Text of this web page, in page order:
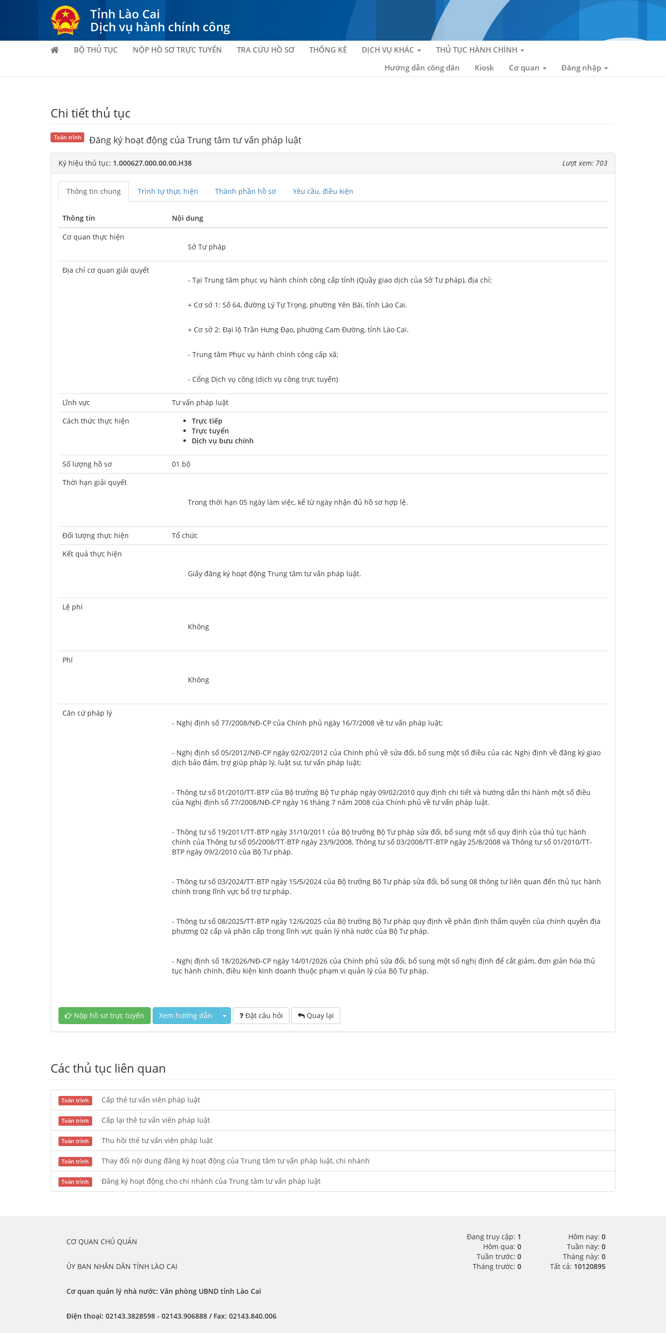
Tỉnh Lào Cai
Dịch vụ hành chính công
BỘ THỦ TỤC NỘP HỒ SƠ TRỰC TUYẾN TRA CỨU HỒ SƠ THỐNG KÊ DỊCH VỤ KHÁC
THỦ TỤC HÀNH CHÍNH
Hướng dẫn công dân
Kiosk Cơ quan Đăng nhập
Chi tiết thủ tục
Toàn trình Đăng ký hoạt động của Trung tâm tư vấn pháp luật
Ký hiệu thủ tục: 1.000627.000.00.00.H38 Lượt xem: 703
Thông tin chung Trình tự thực hiện Thành phần hồ sơ Yêu cầu, điều kiện
Thông tin
Nội dung
Cơ quan thực hiện
	Sở Tư pháp
Địa chỉ cơ quan giải quyết
	- Tại Trung tâm phục vụ hành chính công cấp tỉnh (Quầy giao dịch của Sở Tư pháp), địa chỉ:
	+ Cơ sở 1: Số 64, đường Lý Tự Trọng, phường Yên Bái, tỉnh Lào Cai.
	+ Cơ sở 2: Đại lộ Trần Hưng Đạo, phường Cam Đường, tỉnh Lào Cai.
	- Trung tâm Phục vụ hành chính công cấp xã;
	- Cổng Dịch vụ công (dịch vụ công trực tuyến)
Lĩnh vực
Tư vấn pháp luật
Cách thức thực hiện
Trực tiếp
Trực tuyến
Dịch vụ bưu chính
Số lượng hồ sơ
01 bộ
Thời hạn giải quyết
	Trong thời hạn 05 ngày làm việc, kể từ ngày nhận đủ hồ sơ hợp lệ.
Ðối tượng thực hiện
Tổ chức
Kết quả thực hiện
	Giấy đăng ký hoạt động Trung tâm tư vấn pháp luật.
Lệ phí
	Không
Phí
	Không
Căn cứ pháp lý
- Nghị định số 77/2008/NĐ-CP của Chính phủ ngày 16/7/2008 về tư vấn pháp luật;
- Nghị định số 05/2012/NĐ-CP ngày 02/02/2012 của Chính phủ về sửa đổi, bổ sung một số điều của các Nghị định về đăng ký giao
dịch bảo đảm, trợ giúp pháp lý, luật sư, tư vấn pháp luật;
- Thông tư số 01/2010/TT-BTP của Bộ trưởng Bộ Tư pháp ngày 09/02/2010 quy định chi tiết và hướng dẫn thi hành một số điều
của Nghị định số 77/2008/NĐ-CP ngày 16 tháng 7 năm 2008 của Chính phủ về tư vấn pháp luật.
- Thông tư số 19/2011/TT-BTP ngày 31/10/2011 của Bộ trưởng Bộ Tư pháp sửa đổi, bổ sung một số quy định của thủ tục hành
chính của Thông tư số 05/2008/TT-BTP ngày 23/9/2008, Thông tư số 03/2008/TT-BTP ngày 25/8/2008 và Thông tư số 01/2010/TT-
BTP ngày 09/2/2010 của Bộ Tư pháp.
- Thông tư số 03/2024/TT-BTP ngày 15/5/2024 của Bộ trưởng Bộ Tư pháp sửa đổi, bổ sung 08 thông tư liên quan đến thủ tục hành
chính trong lĩnh vực bổ trợ tư pháp.
- Thông tư số 08/2025/TT-BTP ngày 12/6/2025 của Bộ trưởng Bộ Tư pháp quy định về phân định thẩm quyền của chính quyền địa
phương 02 cấp và phân cấp trong lĩnh vực quản lý nhà nước của Bộ Tư pháp.
- Nghị định số 18/2026/NĐ-CP ngày 14/01/2026 của Chính phủ sửa đổi, bổ sung một số nghị định để cắt giảm, đơn giản hóa thủ
tục hành chính, điều kiện kinh doanh thuộc phạm vi quản lý của Bộ Tư pháp.
Nộp hồ sơ trực tuyến Xem hướng dẫn Đặt câu hỏi Quay lại
Các thủ tục liên quan
Toàn trình Cấp thẻ tư vấn viên pháp luật
Toàn trình Cấp lại thẻ tư vấn viên pháp luật
Toàn trình Thu hồi thẻ tư vấn viên pháp luật
Toàn trình Thay đổi nội dung đăng ký hoạt động của Trung tâm tư vấn pháp luật, chi nhánh
Toàn trình Đăng ký hoạt động cho chi nhánh của Trung tâm tư vấn pháp luật
	CƠ QUAN CHỦ QUẢN
	ỦY BAN NHÂN DÂN TỈNH LÀO CAI
Cơ quan quản lý nhà nước: Văn phòng UBND tỉnh Lào Cai
Điện thoại: 02143.3828598 - 02143.906888 / Fax: 02143.840.006
Đang truy cập: 1 Hôm nay: 0
Hôm qua: 0 Tuần này: 0
Tuần trước: 0 Tháng này: 0
Tháng trước: 0 Tất cả: 10120895